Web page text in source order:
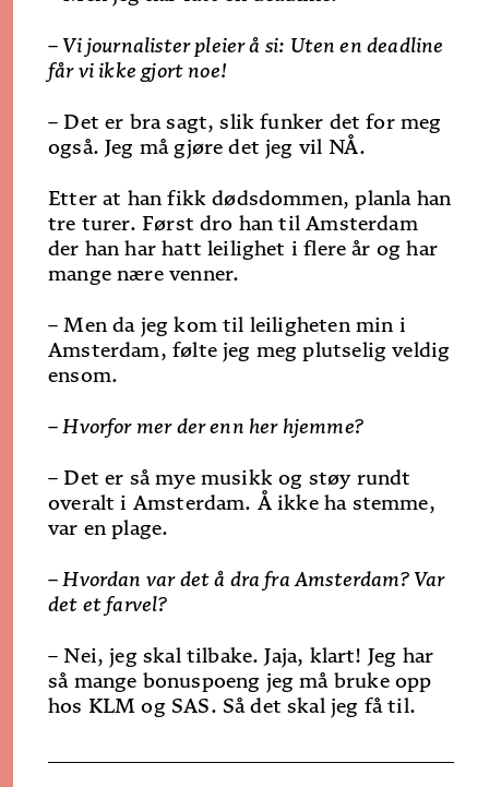
– Vi journalister pleier å si: Uten en deadline
får vi ikke gjort noe!
– Det er bra sagt, slik funker det for meg
også. Jeg må gjøre det jeg vil NÅ.
Etter at han fikk dødsdommen, planla han
tre turer. Først dro han til Amsterdam
der han har hatt leilighet i flere år og har
mange nære venner.
– Men da jeg kom til leiligheten min i
Amsterdam, følte jeg meg plutselig veldig
ensom.
– Hvorfor mer der enn her hjemme?
– Det er så mye musikk og støy rundt
overalt i Amsterdam. Å ikke ha stemme,
var en plage.
– Hvordan var det å dra fra Amsterdam? Var
det et farvel?
– Nei, jeg skal tilbake. Jaja, klart! Jeg har
så mange bonuspoeng jeg må bruke opp
hos KLM og SAS. Så det skal jeg få til.